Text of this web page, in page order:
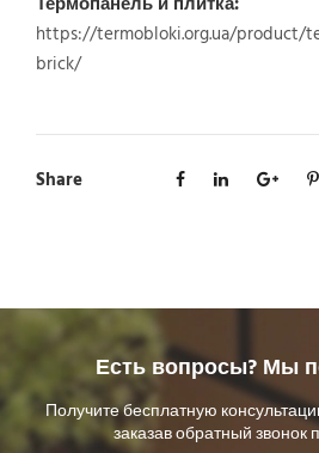
https://termobloki.org.ua/product/
brick/
Share
Есть вопросы? Мы
Получите бесплатную
заказав обратный звонок